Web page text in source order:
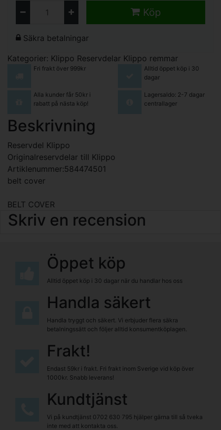
Köp
Säkra betalningar
Kategorier: Klippo Reservdelar Klippo remmar
Fri frakt över 999kr
Alltid öppet köp i 30
dagar
Alla kunder får 50kr i
rabatt på nästa köp!
Lagersaldo: 2-7 dagar
centrallager
Beskrivning
Reservdel Klippo
Originalreservdelar till Klippo
Artiklenummer:584474501
belt cover
BELT COVER
Skriv en recension
Öppet köp
Alltid öppet köp i 30 dagar när du handlar hos oss
Handla säkert
Handla tryggt och säkert. Vi erbjuder flera säkra
betalningssätt och följer alltid konsumentköplagen.
Frakt!
Endast 59kr i frakt. Fri frakt inom Sverige vid köp över
1000kr. Snabb leverans!
Kundtjänst
Vi på kundtjänst 0702 630 795 hjälper gärna till så tveka
inte med att kontakta oss.